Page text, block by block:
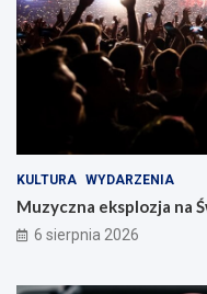
KULTURA WYDARZENIA
Muzyczna eksplozja na
6 sierpnia 2026